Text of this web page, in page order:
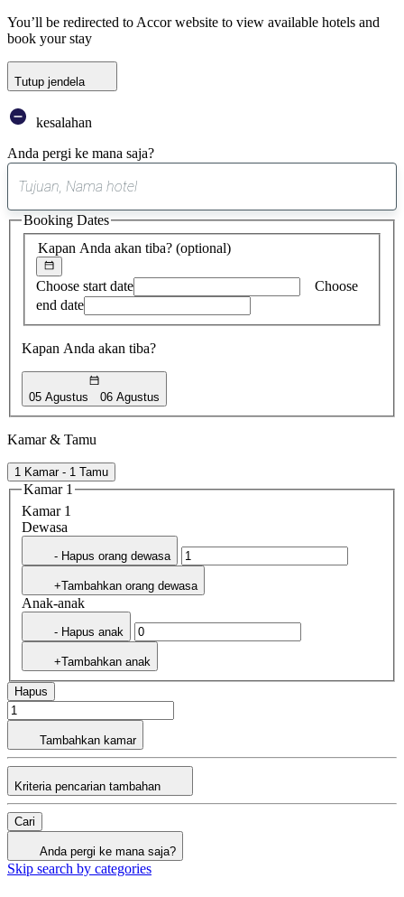
You’ll be redirected to Accor website to view available hotels and
book your stay
Tutup jendela
kesalahan
Anda pergi ke mana saja?
saran
ditemukan
Kapan Anda akan tiba? (optional)
Choose start date
Choose
end date
Kapan Anda akan tiba?
05 Agustus 06 Agustus
Booking Dates
Kamar & Tamu
1 Kamar - 1 Tamu
Kamar 1
Kamar 1
Dewasa
- Hapus orang dewasa
+Tambahkan orang dewasa
Anak-anak
- Hapus anak
+Tambahkan anak
Hapus
Tambahkan kamar
Kriteria pencarian tambahan
Cari
Anda pergi ke mana saja?
Skip search by categories